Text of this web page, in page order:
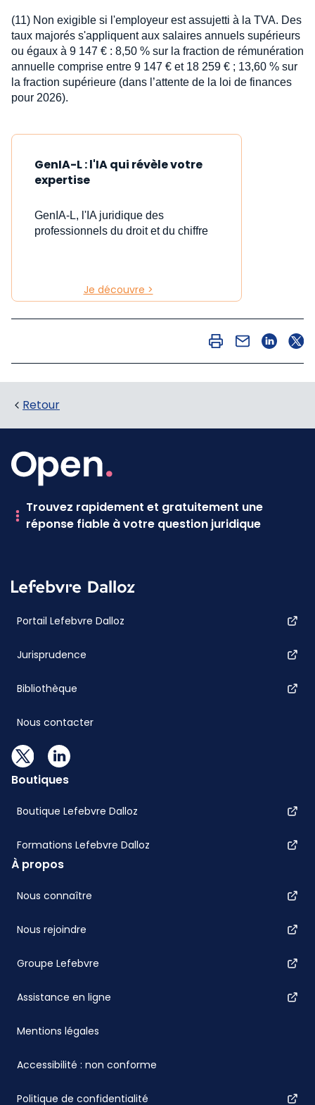
(11) Non exigible si l'employeur est assujetti à la TVA. Des
taux majorés s'appliquent aux salaires annuels supérieurs
ou égaux à 9 147 € : 8,50 % sur la fraction de rémunération
annuelle comprise entre 9 147 € et 18 259 € ; 13,60 % sur
la fraction supérieure (dans l’attente de la loi de finances
pour 2026).
GenIA-L : l'IA qui révèle votre
expertise
GenIA-L, l'IA juridique des
professionnels du droit et du chiffre
Je découvre >
Retour
Trouvez rapidement et gratuitement une
réponse fiable à votre question juridique
Portail Lefebvre Dalloz
Jurisprudence
Bibliothèque
Nous contacter
Boutiques
Boutique Lefebvre Dalloz
Formations Lefebvre Dalloz
À propos
Nous connaître
Nous rejoindre
Groupe Lefebvre
Assistance en ligne
Mentions légales
Accessibilité : non conforme
Politique de confidentialité